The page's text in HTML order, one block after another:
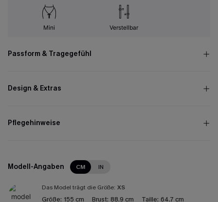
Mini Verstellbar
Passform & Tragegefühl
Design & Extras
Pflegehinweise
Modell-Angaben CM IN
Das Model trägt die Größe: XS
Größe: 155 cm Brust: 88.9 cm Taille: 64.7 cm